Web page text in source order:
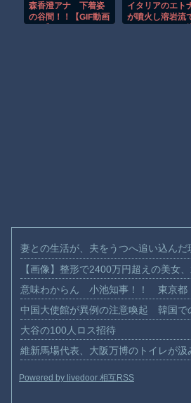
森香澄アナ 下着姿
の谷間！！【GIF動画
イタリアのエト
が噴火し溶岩流
妻との生活が、夫をうつへ追い込んだ
【画像】整形で2400万円超えの美女
意味わからん 小池知事！！ 東京都
中国大使館が異例の注意喚起 韓国で
大谷の100人ロス招待
維新馬場代表、大阪万博のトイレが
Powered by livedoor 相互RSS